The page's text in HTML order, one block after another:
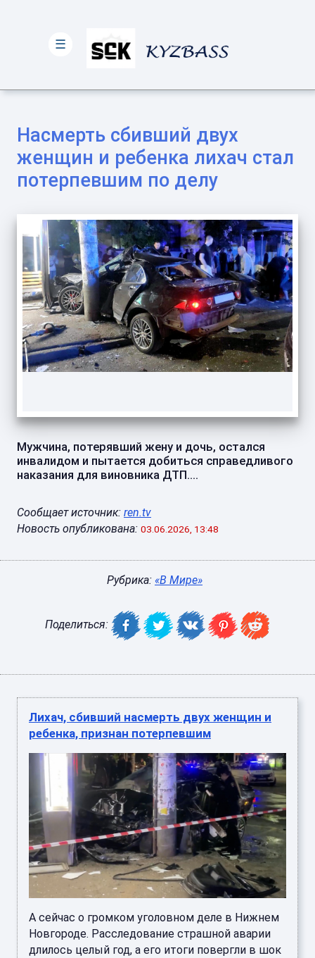
Насмерть сбивший двух
женщин и ребенка лихач стал
потерпевшим по делу
Мужчина, потерявший жену и дочь, остался
инвалидом и пытается добиться справедливого
наказания для виновника ДТП....
Сообщает источник: ren.tv
Новость опубликована: 03.06.2026, 13:48
Рубрика: «В Мире»
Поделиться:
Лихач, сбивший насмерть двух женщин и
ребенка, признан потерпевшим
А сейчас о громком уголовном деле в Нижнем
Новгороде. Расследование страшной аварии
длилось целый год, а его итоги повергли в шок
☰